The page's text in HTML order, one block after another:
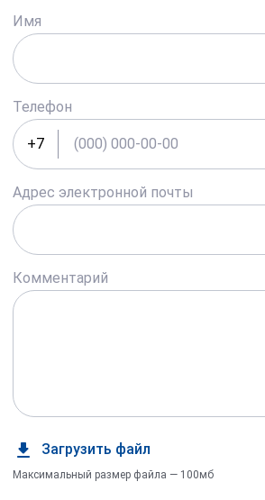
Имя
Телефон
+7
Адрес электронной почты
Комментарий
Загрузить файл
Максимальный размер файла — 100мб